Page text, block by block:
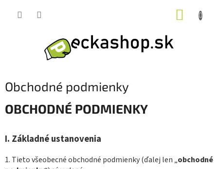
Obchodné podmienky
OBCHODNÉ PODMIENKY
I. Základné ustanovenia
1. Tieto všeobecné obchodné podmienky (ďalej len „obchodné